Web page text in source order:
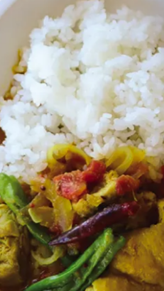
手感也是選擇時的一大考量